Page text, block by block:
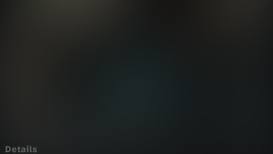
Details